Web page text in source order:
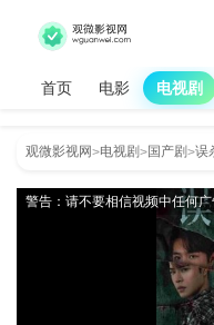
首页 电影 电视剧
观微影视网>电视剧>国产剧>误
警告：请不要相信视频中任何